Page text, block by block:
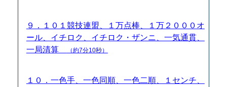
９．１０１競技連盟、１万点棒、１万２０００オ
ール、イチロク、イチロク・ザンニ、一気通貫、
一局清算
（約7分10秒）
１０．一色手、一色同順、一色二順、１センチ、